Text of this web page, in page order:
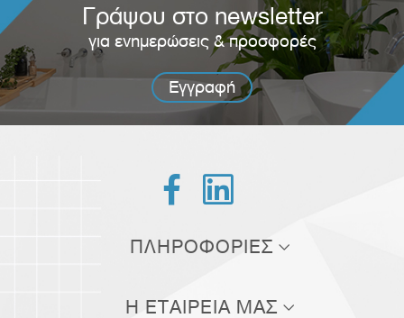
Γράψου στο newsletter
για ενημερώσεις & προσφορές
Εγγραφή
 
ΠΛΗΡΟΦΟΡΙΕΣ
Η ΕΤΑΙΡΕΙΑ ΜΑΣ